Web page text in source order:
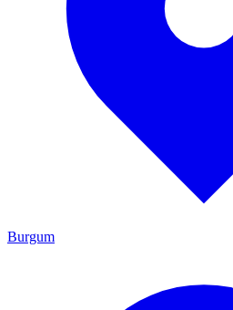
Burgum